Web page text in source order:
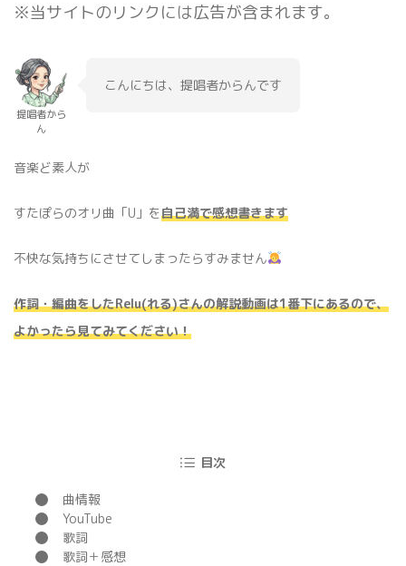
※当サイトのリンクには広告が含まれます。
提唱者から
ん
こんにちは、提唱者からんです
音楽ど素人が
すたぽらのオリ曲「U」を自己満で感想書きます
不快な気持ちにさせてしまったらすみません
作詞・編曲をしたRelu(れる)さんの解説動画は1番下にあるので、
よかったら見てみてください！
目次
曲情報
YouTube
歌詞
歌詞＋感想